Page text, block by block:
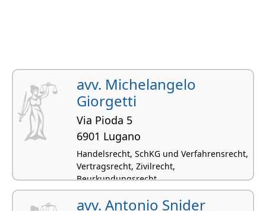
avv. Michelangelo
Giorgetti
Via Pioda 5
6901 Lugano
Handelsrecht, SchKG und Verfahrensrecht,
Vertragsrecht, Zivilrecht,
Beurkundungsrecht
avv. Antonio Snider